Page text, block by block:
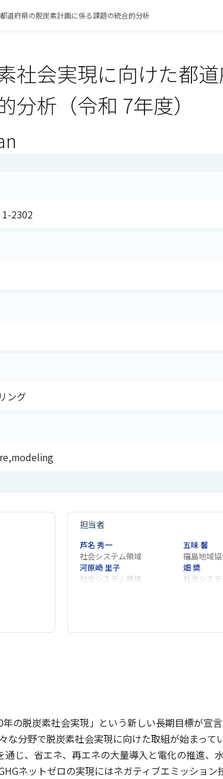
道府県の脱炭素計画に係る課題の統合的分析
社会実現に向けた都
分析（令和 7年度）
2302
ング
担当者
芦名 秀一
社会システム領域
五味 馨
福島地域
河原崎 里子
社会システム領域
畑 奬
社会シス
の脱炭素社会実現」という新しい長期目標が宣
な分野で脱炭素社会実現に向けた取組が始まっ
通じ、省エネ、再エネの大量導入と電化の推進、
ネットゼロの実現にはネガティブエミッショ